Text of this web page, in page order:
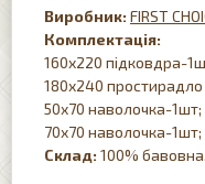
FIRST
Комплектація:
160х220 підковдра-
180х240
50х70 наволочка-1шт;
70х70 наволочка-1шт;
Склад: 100%